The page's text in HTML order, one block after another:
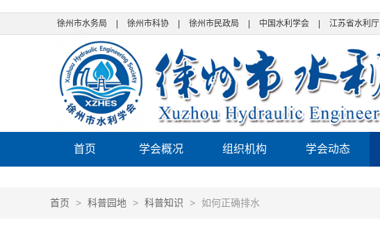
徐州市水务局 徐州市科协 徐州市民政局 中国水利学会 江苏省水利厅
首页 学会概况 组织机构 学会动态
首页 > 科普园地 > 科普知识 > 如何正确排水